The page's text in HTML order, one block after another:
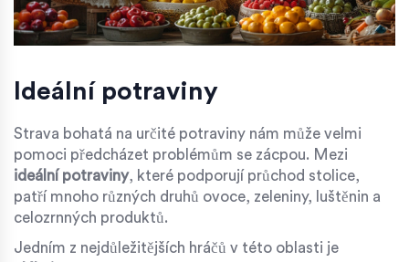
Ideální potraviny
Strava bohatá na určité potraviny nám může velmi
pomoci předcházet problémům se zácpou. Mezi
ideální potraviny, které podporují průchod stolice,
patří mnoho různých druhů ovoce, zeleniny, luštěnin a
celozrnných produktů.
Jedním z nejdůležitějších hráčů v této oblasti je